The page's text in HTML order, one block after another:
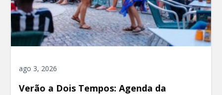
ago 3, 2026
Verão a Dois Tempos: Agenda da